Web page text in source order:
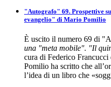
"Autografo" 69. Prospettive
evangelio" di Mario Pomilio
È uscito il numero 69 di
una "meta mobile". "Il
cura di Federico
Pomilio ha scritto che
l’idea di un libro che